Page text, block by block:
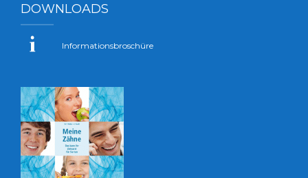
DOWNLOADS
Informationsbroschüre